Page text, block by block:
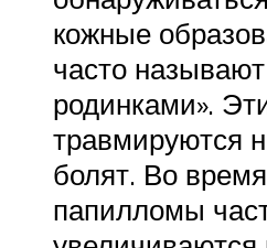
кожные
часто
родинками».
травмируются
болят. Во
папилломы